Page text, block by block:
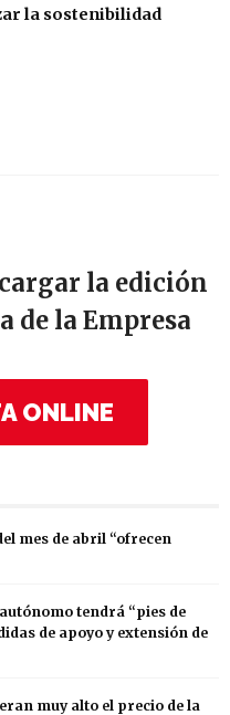
la sostenibilidad
la edición
de la Empresa
ONLINE
mes de abril “ofrecen
tendrá “pies de
de apoyo y extensión de
muy alto el precio de la